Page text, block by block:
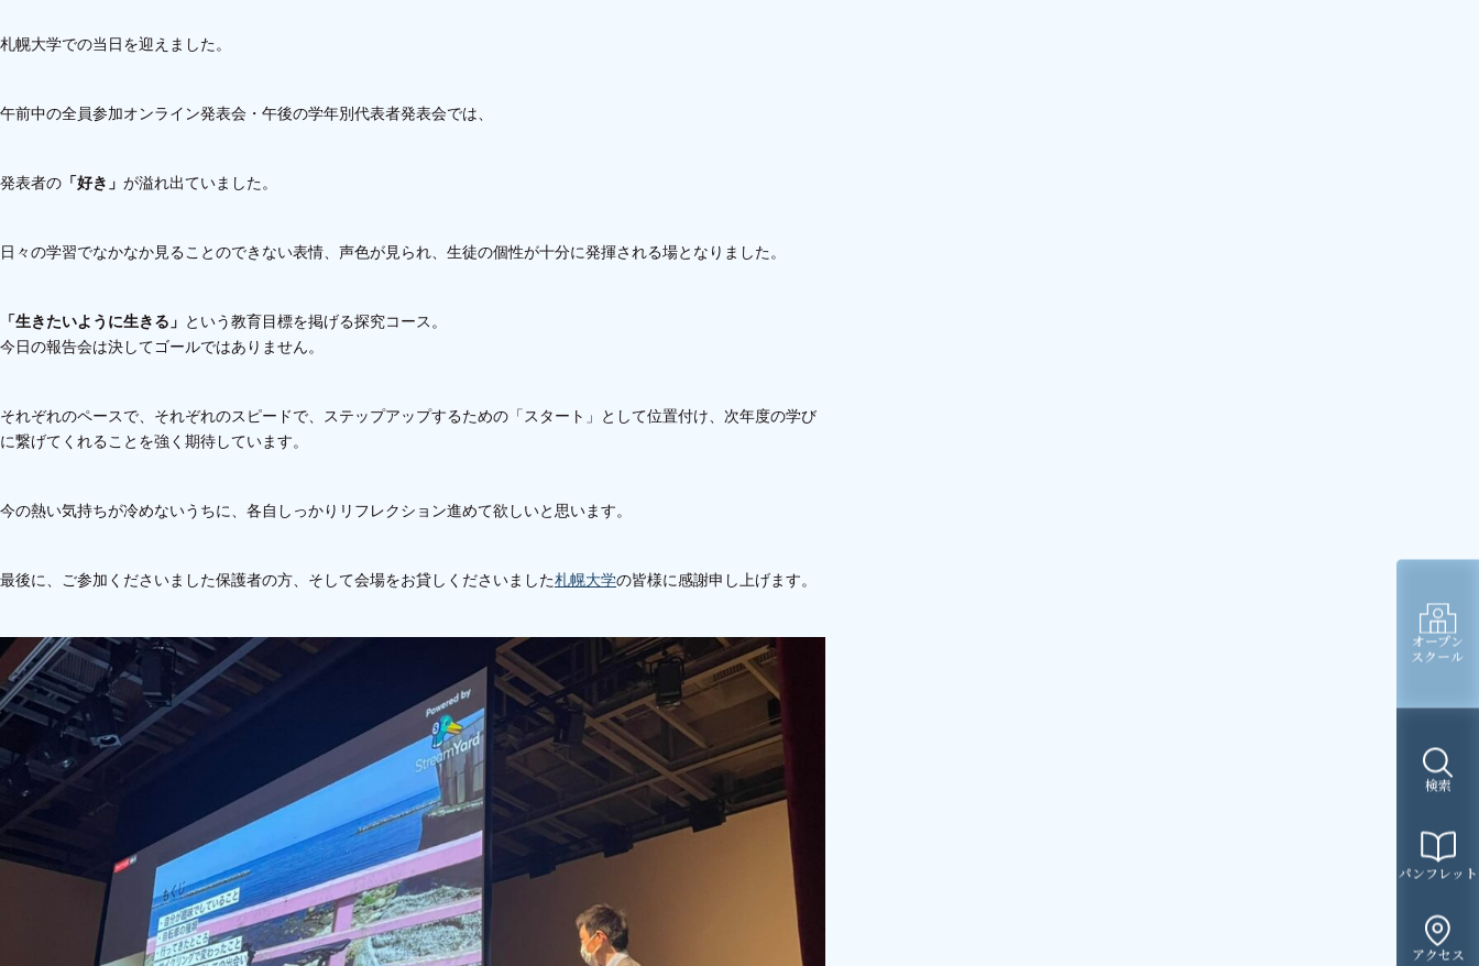
オープン
スクール
検索
パンフレット
アクセス
札幌大学での当日を迎えました。
午前中の全員参加オンライン発表会・午後の学年別代表者発表会では、
発表者の 「好き」 が溢れ出ていました。
日々の学習でなかなか見ることのできない表情、声色が見られ、生徒の個性が十分に発揮される場となりました。
「生きたいように生きる」 という教育目標を掲げる探究コース。
今日の報告会は決してゴールではありません。
それぞれのペースで、それぞれのスピードで、ステップアップするための「スタート」として位置付け、次年度の学び
に繋げてくれることを強く期待しています。
今の熱い気持ちが冷めないうちに、各自しっかりリフレクション進めて欲しいと思います。
最後に、ご参加くださいました保護者の方、そして会場をお貸しくださいました札幌大学の皆様に感謝申し上げます。